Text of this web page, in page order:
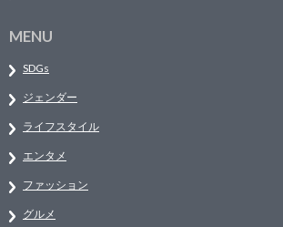
MENU
SDGs
ジェンダー
ライフスタイル
エンタメ
ファッション
グルメ